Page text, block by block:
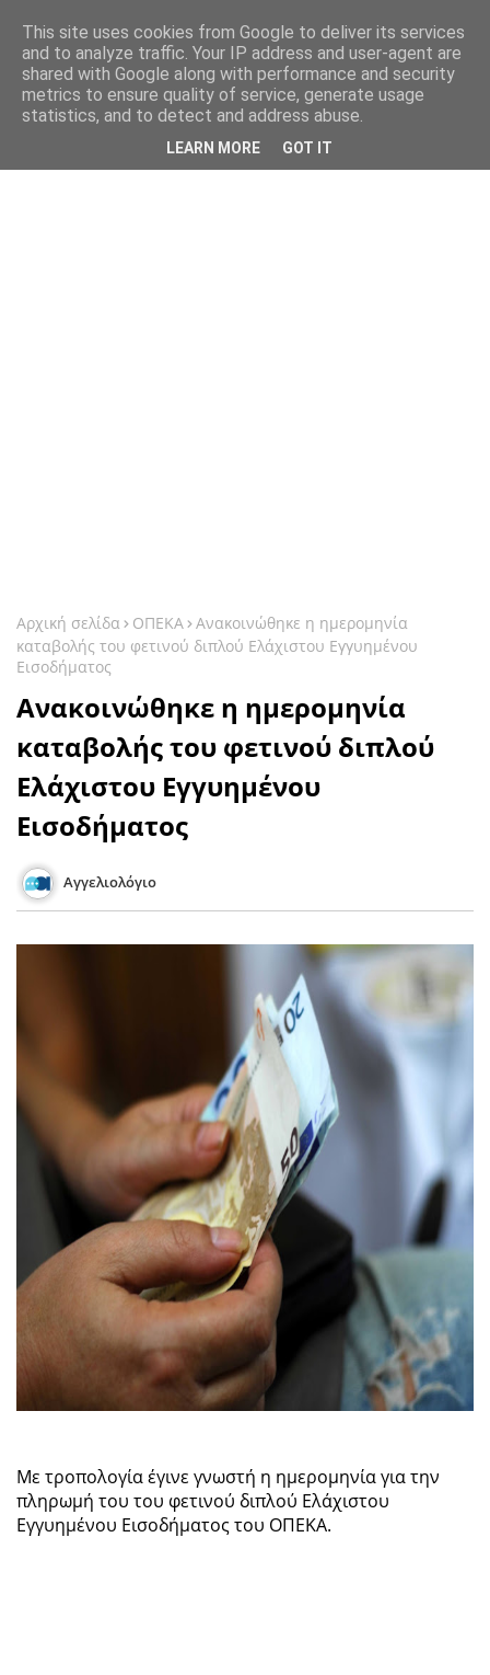
Αρχική σελίδα ΟΠΕΚΑ Ανακοινώθηκε η ημερομηνία
καταβολής του φετινού διπλού Ελάχιστου Εγγυημένου
Εισοδήματος
Ανακοινώθηκε η ημερομηνία
καταβολής του φετινού διπλού
Ελάχιστου Εγγυημένου
Εισοδήματος
Αγγελιολόγιο
Με τροπολογία έγινε γνωστή η ημερομηνία για την
πληρωμή του του φετινού διπλού Ελάχιστου
Εγγυημένου Εισοδήματος του ΟΠΕΚΑ.
This site uses cookies from Google to deliver its services
and to analyze traffic. Your IP address and user-agent are
shared with Google along with performance and security
metrics to ensure quality of service, generate usage
statistics, and to detect and address abuse.
LEARN MORE GOT IT